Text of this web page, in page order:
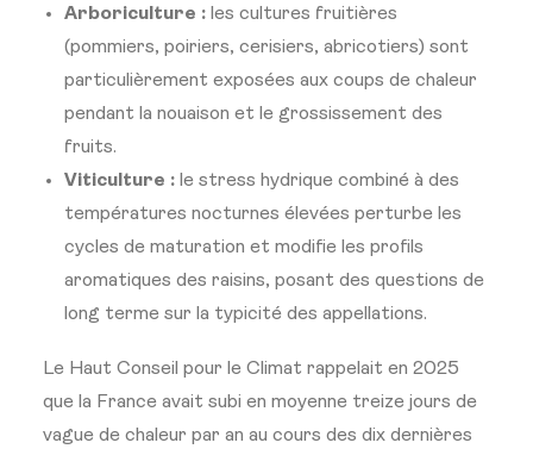
Arboriculture : les cultures fruitières
(pommiers, poiriers, cerisiers, abricotiers) sont
particulièrement exposées aux coups de chaleur
pendant la nouaison et le grossissement des
fruits.
Viticulture : le stress hydrique combiné à des
températures nocturnes élevées perturbe les
cycles de maturation et modifie les profils
aromatiques des raisins, posant des questions de
long terme sur la typicité des appellations.
Le Haut Conseil pour le Climat rappelait en 2025
que la France avait subi en moyenne treize jours de
vague de chaleur par an au cours des dix dernières